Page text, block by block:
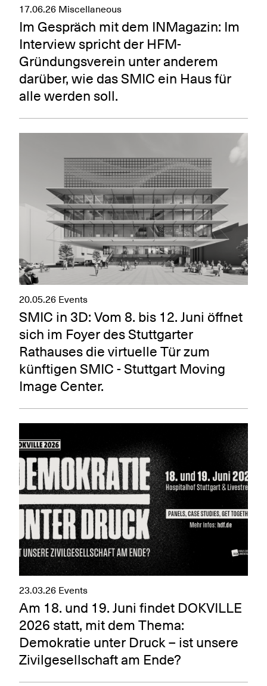
17.06.26 Miscellaneous
Im Gespräch mit dem INMagazin: Im
Interview spricht der HFM-
Gründungsverein unter anderem
darüber, wie das SMIC ein Haus für
alle werden soll.
20.05.26 Events
SMIC in 3D: Vom 8. bis 12. Juni öffnet
sich im Foyer des Stuttgarter
Rathauses die virtuelle Tür zum
künftigen SMIC - Stuttgart Moving
Image Center.
23.03.26 Events
Am 18. und 19. Juni findet DOKVILLE
2026 statt, mit dem Thema:
Demokratie unter Druck – ist unsere
Zivilgesellschaft am Ende?